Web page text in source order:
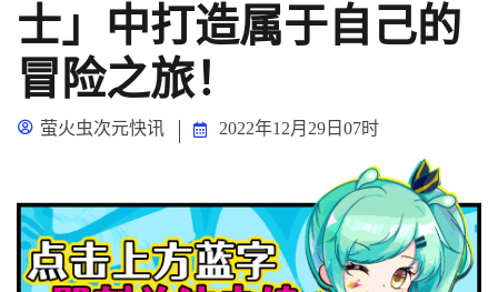
士」中打造属于自己的
冒险之旅！
萤火虫次元快讯 2022年12月29日07时